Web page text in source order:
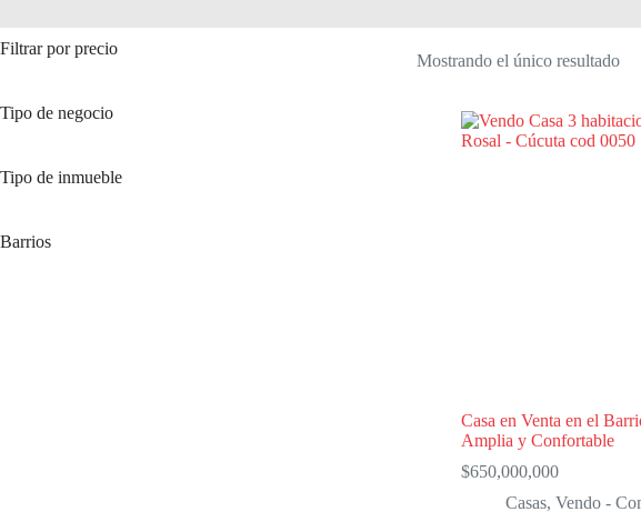
Mostrando el único resultado
Casa en Venta en el
Amplia y Confortable
$650,000,000
Casas, Vendo -
Filtrar por precio
Tipo de negocio
Tipo de inmueble
Barrios